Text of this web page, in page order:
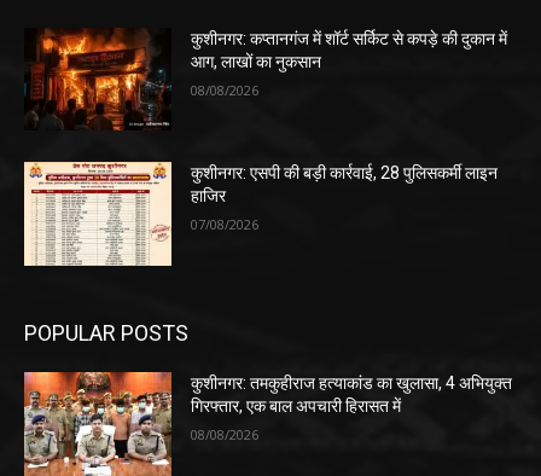
कुशीनगर: कप्तानगंज में शॉर्ट सर्किट से कपड़े की दुकान में
आग, लाखों का नुकसान
08/08/2026
कुशीनगर: एसपी की बड़ी कार्रवाई, 28 पुलिसकर्मी लाइन
हाजिर
07/08/2026
POPULAR POSTS
कुशीनगर: तमकुहीराज हत्याकांड का खुलासा, 4 अभियुक्त
गिरफ्तार, एक बाल अपचारी हिरासत में
08/08/2026